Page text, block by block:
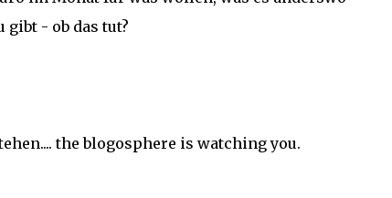
- ob das tut?
the blogosphere is watching you.